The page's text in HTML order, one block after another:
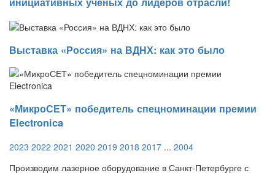
Выставка «Россия» на ВДНХ: как это было
«МикроСЕТ» победитель спецноминации премии
Electronica
2023 2022 2021 2020 2019 2018 2017 ... 2004
Производим лазерное оборудование в Санкт-Петербурге с